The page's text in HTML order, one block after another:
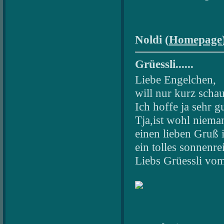
Noldi (Homepage
Grüessli......
Liebe Engelchen,
will nur kurz
Ich hoffe ja sehr
Tja,ist wohl
einen lieben Gruß
ein tolles
Liebs Grüessli